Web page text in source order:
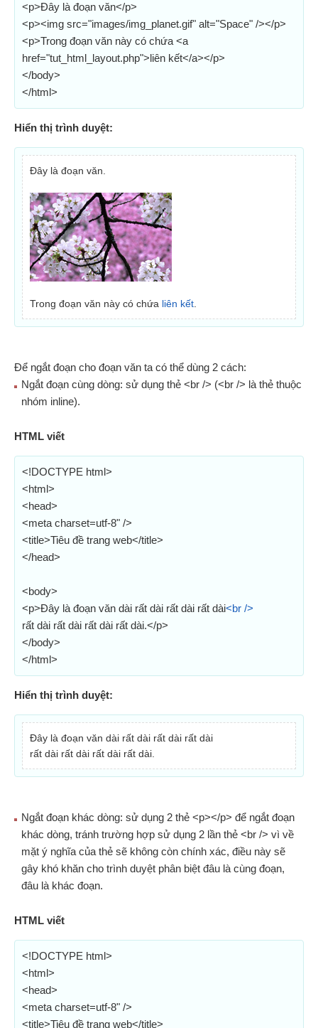
<p>Đây là đoạn văn</p>
<p><img src="images/img_planet.gif" alt="Space" /></p>
<p>Trong đoạn văn này có chứa <a
href="tut_html_layout.php">liên kết</a></p>
</body>
</html>
Hiển thị trình duyệt:
Đây là đoạn văn.
Trong đoạn văn này có chứa liên kết
Để ngắt đoạn cho đoạn văn ta có thể dùng 2 cách:
Ngắt đoạn cùng dòng: sử dụng thẻ <br /> (<br /> là thẻ thuộc
nhóm inline).
HTML viết
<!DOCTYPE html>
<html>
<head>
<meta charset=utf-8" />
<title>Tiêu đề trang web</title>
</head>
<body>
<p>Đây là đoạn văn dài rất dài rất dài rất dài<br />
rất dài rất dài rất dài rất dài.</p>
</body>
</html>
Hiển thị trình duyệt:
Đây là đoạn văn dài rất dài rất dài rất dài
rất dài rất dài rất dài rất dài.
Ngắt đoạn khác dòng: sử dụng 2 thẻ <p></p> để ngắt đoạn
khác dòng, tránh trường hợp sử dụng 2 lần thẻ <br /> vì về
mặt ý nghĩa của thẻ sẽ không còn chính xác, điều này sẽ
gây khó khăn cho trình duyệt phân biệt đâu là cùng đoạn,
đâu là khác đoạn.
HTML viết
<!DOCTYPE html>
<html>
<head>
<meta charset=utf-8" />
<title>Tiêu đề trang web</title>